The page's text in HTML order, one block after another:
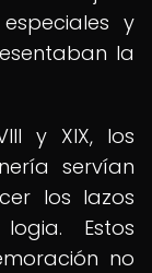
y
la
y XIX, los
servían
los lazos
Estos
no